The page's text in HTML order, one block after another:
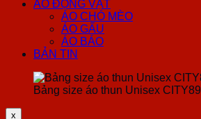
ÁO ĐỘNG VẬT
ÁO CHÓ MÈO
ÁO GẤU
ÁO BÁO
BẢN TIN
Bảng size áo thun Unisex CITY89
x